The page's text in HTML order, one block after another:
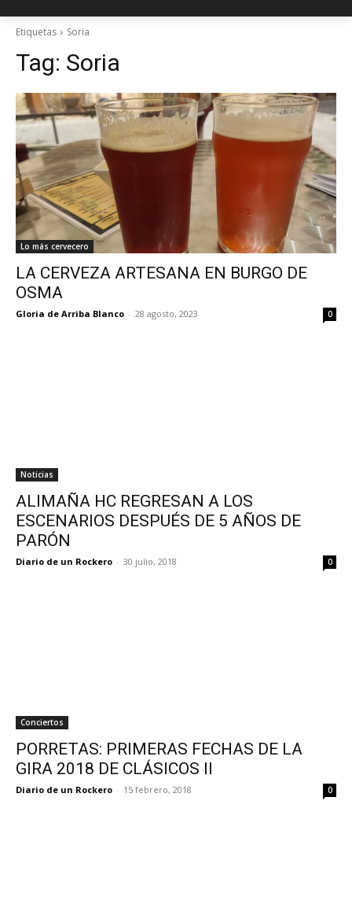
Etiquetas Soria
Tag: Soria
Lo más cervecero
LA CERVEZA ARTESANA EN BURGO DE
OSMA
Gloria de Arriba Blanco - 28 agosto, 2023 0
Noticias
ALIMAÑA HC REGRESAN A LOS
ESCENARIOS DESPUÉS DE 5 AÑOS DE
PARÓN
Diario de un Rockero - 30 julio, 2018 0
Conciertos
PORRETAS: PRIMERAS FECHAS DE LA
GIRA 2018 DE CLÁSICOS II
Diario de un Rockero - 15 febrero, 2018 0